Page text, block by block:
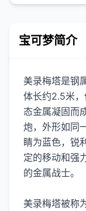
宝可梦简介
美录梅塔是钢
体长约2.5米
态金属凝固而
炮，外形如同
睛为蓝色，锐
定的移动和强
的金属战士。
美录梅塔被称